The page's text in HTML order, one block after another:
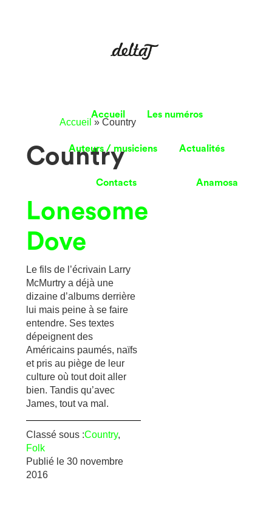
Accueil Les numéros
Auteurs / musiciens Actualités
Contacts Anamosa
Accueil » Country
Country
Lonesome
Dove
Le fils de l’écrivain Larry
McMurtry a déjà une
dizaine d’albums derrière
lui mais peine à se faire
entendre. Ses textes
dépeignent des
Américains paumés, naïfs
et pris au piège de leur
culture où tout doit aller
bien. Tandis qu’avec
James, tout va mal.
Classé sous :Country,
Folk
Publié le 30 novembre
2016